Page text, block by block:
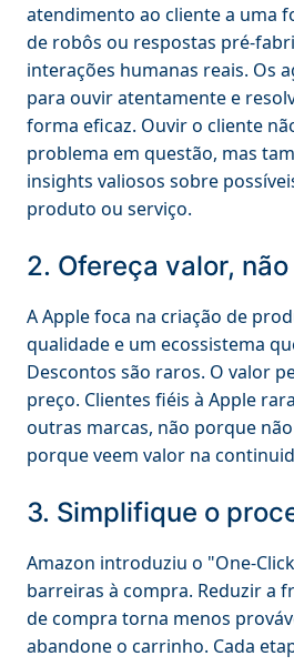
atendimento ao cliente a uma
de robôs ou respostas pré-
interações humanas reais. Os
para ouvir atentamente e
forma eficaz. Ouvir o cliente
problema em questão, mas
insights valiosos sobre
produto ou serviço.
2. Ofereça valor,
A Apple foca na criação de
qualidade e um ecossistema
Descontos são raros. O valor
preço. Clientes fiéis à Apple
outras marcas, não porque
porque veem valor na
3. Simplifique o
Amazon introduziu o "One-
barreiras à compra. Reduzir a
de compra torna menos
abandone o carrinho. Cada